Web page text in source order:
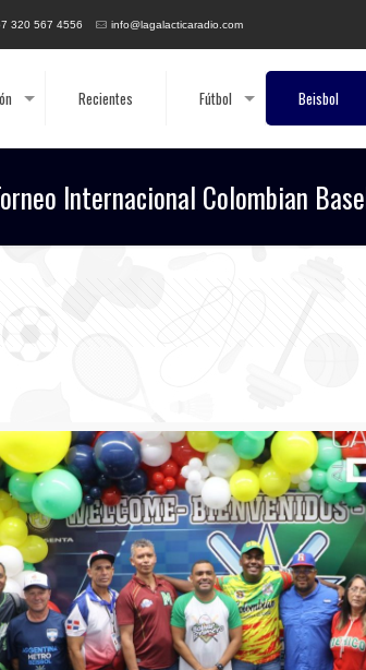
320 567 4556 info@lagalacticaradio.com
Recientes Fútbol Beisbol
Internacional Colombian